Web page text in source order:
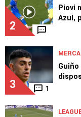
2
Piovi
Azul,
3 1